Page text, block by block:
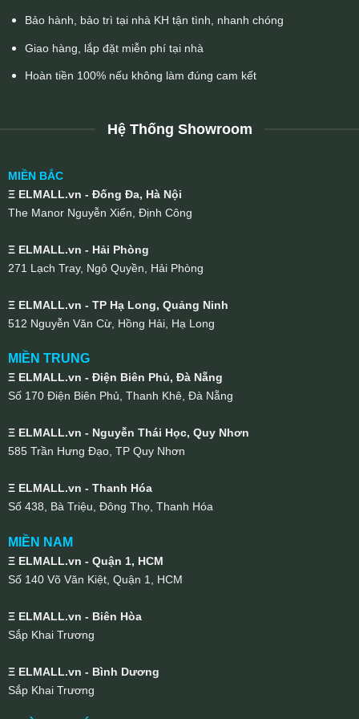
Bảo hành, bảo trì tại nhà KH tận tình, nhanh chóng
Giao hàng, lắp đặt miễn phí tại nhà
Hoàn tiền 100% nếu không làm đúng cam kết
Hệ Thống Showroom
MIỀN BẮC
Ξ ELMALL.vn - Đống Đa, Hà Nội
The Manor Nguyễn Xiển, Định Công
Ξ ELMALL.vn - Hải Phòng
271 Lạch Tray, Ngô Quyền, Hải Phòng
Ξ ELMALL.vn - TP Hạ Long, Quảng Ninh
512 Nguyễn Văn Cừ, Hồng Hải, Hạ Long
MIỀN TRUNG
Ξ ELMALL.vn - Điện Biên Phủ, Đà Nẵng
Số 170 Điện Biên Phủ, Thanh Khê, Đà Nẵng
Ξ ELMALL.vn - Nguyễn Thái Học, Quy Nhơn
585 Trần Hưng Đạo, TP Quy Nhơn
Ξ ELMALL.vn - Thanh Hóa
Số 438, Bà Triệu, Đông Thọ, Thanh Hóa
MIỀN NAM
Ξ ELMALL.vn - Quận 1, HCM
Số 140 Võ Văn Kiệt, Quận 1, HCM
Ξ ELMALL.vn - Biên Hòa
Sắp Khai Trương
Ξ ELMALL.vn - Bình Dương
Sắp Khai Trương